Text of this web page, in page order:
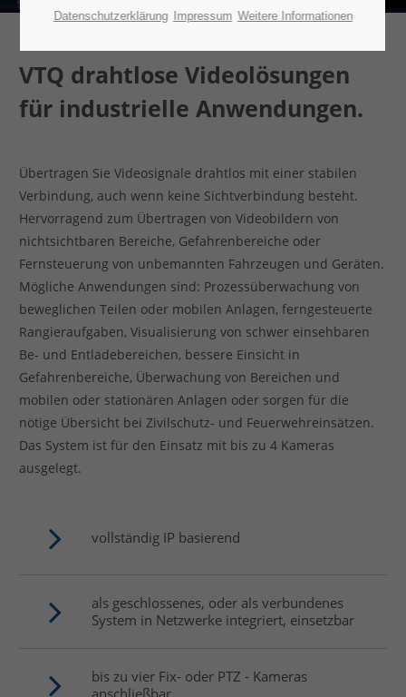
VTQ drahtlose Videolösungen
für industrielle Anwendungen.
Übertragen Sie Videosignale drahtlos mit einer stabilen
Verbindung, auch wenn keine Sichtverbindung besteht.
Hervorragend zum Übertragen von Videobildern von
nichtsichtbaren Bereiche, Gefahrenbereiche oder
Fernsteuerung von unbemannten Fahrzeugen und Geräten.
Mögliche Anwendungen sind: Prozessüberwachung von
beweglichen Teilen oder mobilen Anlagen, ferngesteuerte
Rangieraufgaben, Visualisierung von schwer einsehbaren
Be- und Entladebereichen, bessere Einsicht in
Gefahrenbereiche, Überwachung von Bereichen und
mobilen oder stationären Anlagen oder sorgen für die
nötige Übersicht bei Zivilschutz- und Feuerwehreinsätzen.
Das System ist für den Einsatz mit bis zu 4 Kameras
ausgelegt.
vollständig IP basierend
als geschlossenes, oder als verbundenes
System in Netzwerke integriert, einsetzbar
bis zu vier Fix- oder PTZ - Kameras
anschließbar
Datenschutzerklärung Impressum Weitere Informationen